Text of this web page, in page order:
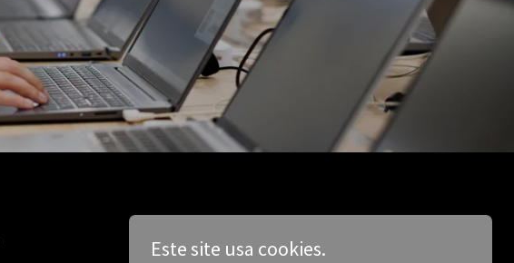
Este site usa cookies.